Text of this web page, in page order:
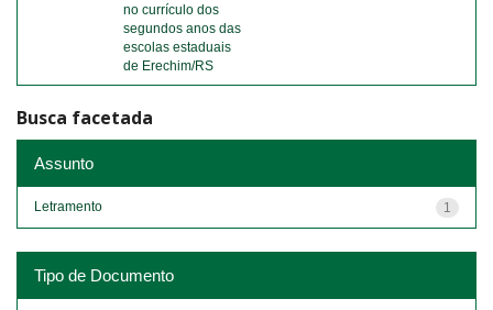
no currículo dos
segundos anos das
escolas estaduais
de Erechim/RS
Busca facetada
Assunto
1
Letramento
Tipo de Documento